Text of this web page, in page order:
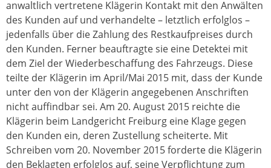
anwaltlich vertretene Klägerin Kontakt mit den Anwälten
des Kunden auf und verhandelte – letztlich erfolglos –
jedenfalls über die Zahlung des Restkaufpreises durch
den Kunden. Ferner beauftragte sie eine Detektei mit
dem Ziel der Wiederbeschaffung des Fahrzeugs. Diese
teilte der Klägerin im April/Mai 2015 mit, dass der Kunde
unter den von der Klägerin angegebenen Anschriften
nicht auffindbar sei. Am 20. August 2015 reichte die
Klägerin beim Landgericht Freiburg eine Klage gegen
den Kunden ein, deren Zustellung scheiterte. Mit
Schreiben vom 20. November 2015 forderte die Klägerin
den Beklagten erfolglos auf, seine Verpflichtung zum